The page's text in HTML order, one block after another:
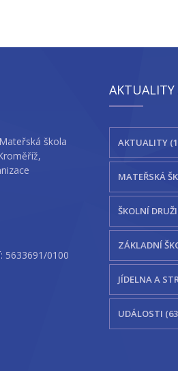
škola
5633691/0100
AKTUALITY
MATEŘSKÁ
ŠKOLNÍ
ZÁKLADNÍ
JÍDELNA A
UDÁLOSTI